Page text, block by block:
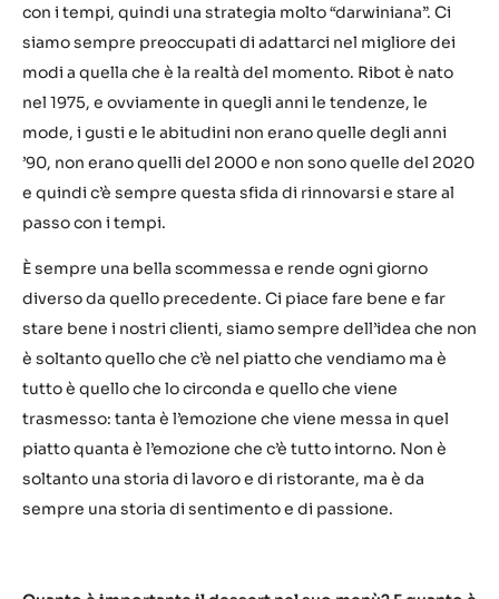
con i tempi, quindi una strategia molto “darwiniana”. Ci
siamo sempre preoccupati di adattarci nel migliore dei
modi a quella che è la realtà del momento. Ribot è nato
nel 1975, e ovviamente in quegli anni le tendenze, le
mode, i gusti e le abitudini non erano quelle degli anni
’90, non erano quelli del 2000 e non sono quelle del 2020
e quindi c’è sempre questa sfida di rinnovarsi e stare al
passo con i tempi.
È sempre una bella scommessa e rende ogni giorno
diverso da quello precedente. Ci piace fare bene e far
stare bene i nostri clienti, siamo sempre dell’idea che non
è soltanto quello che c’è nel piatto che vendiamo ma è
tutto è quello che lo circonda e quello che viene
trasmesso: tanta è l’emozione che viene messa in quel
piatto quanta è l’emozione che c’è tutto intorno. Non è
soltanto una storia di lavoro e di ristorante, ma è da
sempre una storia di sentimento e di passione.